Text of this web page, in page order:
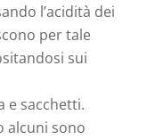
l’acidità dei
per tale
sui
e sacchetti.
alcuni sono